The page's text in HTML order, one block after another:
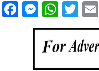
Facebook